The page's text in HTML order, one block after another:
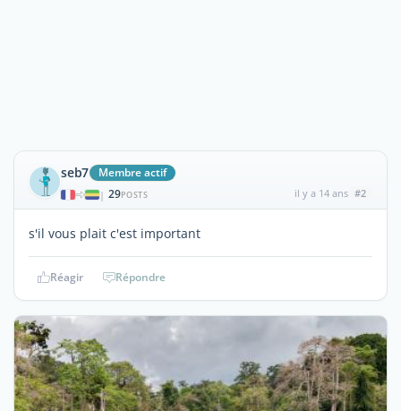
seb7 Membre actif
| 29POSTS il y a 14 ans #2
s'il vous plait c'est important
Réagir Répondre